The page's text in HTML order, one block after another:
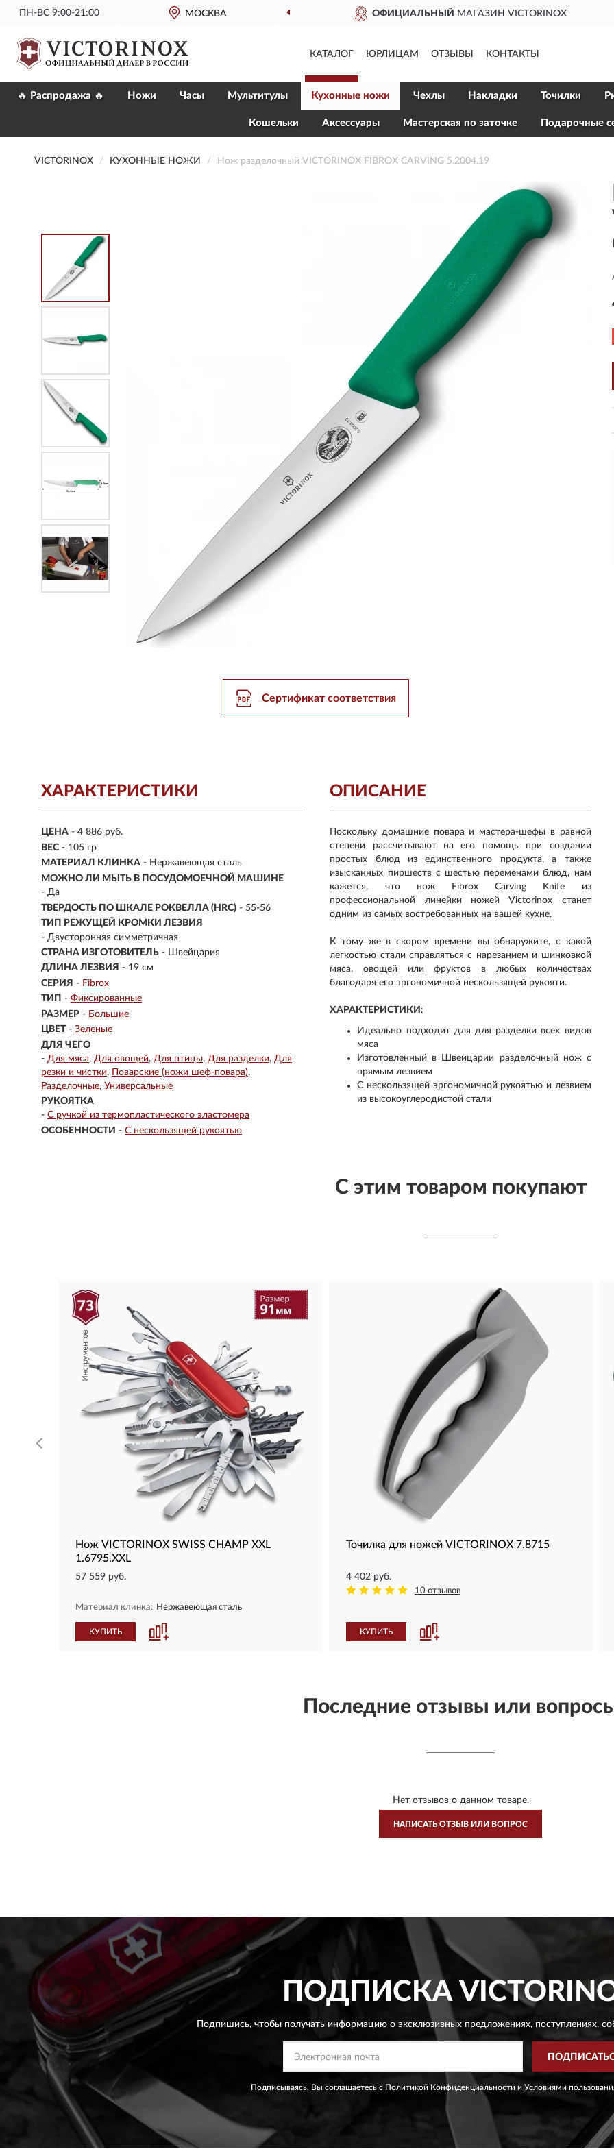
ПН-ВС 9:00-21:00 МОСКВА ОФИЦИАЛЬНЫЙ МАГАЗИН VICTORINOX
КАТАЛОГ ЮРЛИЦАМ ОТЗЫВЫ КОНТАКТЫ
🔥 Распродажа 🔥 Ножи Часы Мультитулы Кухонные ножи Чехлы Накладки Точилки
Кошельки Aксессуары Мастерская по заточке Подарочные
VICTORINOX КУХОННЫЕ НОЖИ Нож разделочный VICTORINOX FIBROX CARVING 5.2004.19
Сертификат соответствия
ХАРАКТЕРИСТИКИ
ЦЕНА - 4 886 руб.
ВЕС - 105 гр
МАТЕРИАЛ КЛИНКА - Нержавеющая сталь
МОЖНО ЛИ МЫТЬ В ПОСУДОМОЕЧНОЙ МАШИНЕ
- Да
ТВЕРДОСТЬ ПО ШКАЛЕ РОКВЕЛЛА (HRC) - 55-56
ТИП РЕЖУЩЕЙ КРОМКИ ЛЕЗВИЯ
- Двусторонняя симметричная
СТРАНА ИЗГОТОВИТЕЛЬ - Швейцария
ДЛИНА ЛЕЗВИЯ - 19 см
СЕРИЯ - Fibrox
ТИП - Фиксированные
РАЗМЕР - Большие
ЦВЕТ - Зеленые
ДЛЯ ЧЕГО
- Для мяса Для овощей Для птицы Для разделки Для
резки и чистки
Поварские (ножи шеф-повара)
Разделочные Универсальные
РУКОЯТКА
- С ручкой из термопластического эластомера
ОСОБЕННОСТИ - С нескользящей рукоятью
ОПИСАНИЕ
Поскольку домашние повара и мастера-шефы в равной
степени рассчитывают на его помощь при создании
простых блюд из единственного продукта, а также
изысканных пиршеств с шестью переменами блюд, нам
кажется, что нож Fibrox Carving Knife из
профессиональной линейки ножей Victorinox станет
одним из самых востребованных на вашей кухне.
К тому же в скором времени вы обнаружите, с какой
легкостью стали справляться с нарезанием и шинковкой
мяса, овощей или фруктов в любых количествах
благодаря его эргономичной нескользящей рукояти.
ХАРАКТЕРИСТИКИ :
Идеально подходит для для разделки всех видов
мяса
Изготовленный в Швейцарии разделочный нож с
прямым лезвием
С нескользящей эргономичной рукоятью и лезвием
из высокоуглеродистой стали
С этим товаром покупают
Нож VICTORINOX SWISS CHAMP XXL
1.6795.XXL
57 559 руб.
Материал клинка: Нержавеющая сталь
КУПИТЬ
Точилка для ножей VICTORINOX 7.8715
4 402 руб.
10 отзывов
КУПИТЬ
Последние отзывы или
Нет отзывов о данном товаре.
НАПИСАТЬ ОТЗЫВ ИЛИ ВОПРОС
ПОДПИСКА
Подпишись, чтобы получать информацию о эксклюзивных предложениях,поступлениях,
Подписываясь, Вы соглашаетесь с Политикой Конфиденциальности и Условиями